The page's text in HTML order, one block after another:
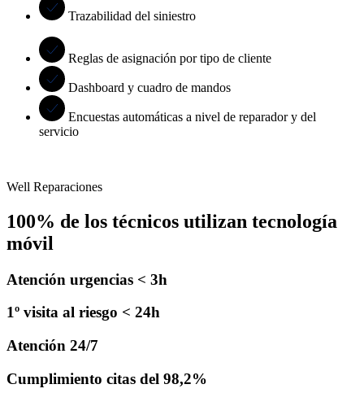
Trazabilidad del siniestro
Reglas de asignación por tipo de cliente
Dashboard y cuadro de mandos
Encuestas automáticas a nivel de reparador y del
servicio
Well Reparaciones
100% de los técnicos utilizan tecnología
móvil
Atención urgencias < 3h
1º visita al riesgo < 24h
Atención 24/7
Cumplimiento citas del 98,2%